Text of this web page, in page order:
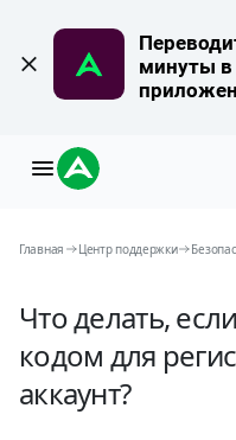
минуты в
Главная Центр поддержки
Что делать,
кодом для
аккаунт?